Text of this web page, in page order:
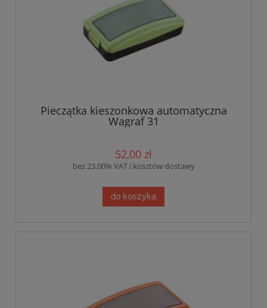
Pieczątka kieszonkowa automatyczna
Wagraf 31
52,00 zł
bez 23.00% VAT i kosztów dostawy
do koszyka